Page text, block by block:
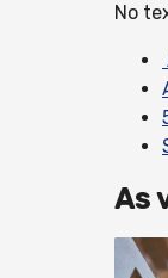
No
As